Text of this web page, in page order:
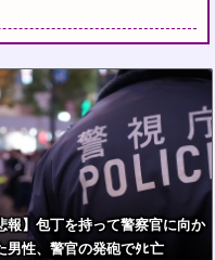
報】包丁を持って警察官に向か
男性、警官の発砲でﾀﾋ亡